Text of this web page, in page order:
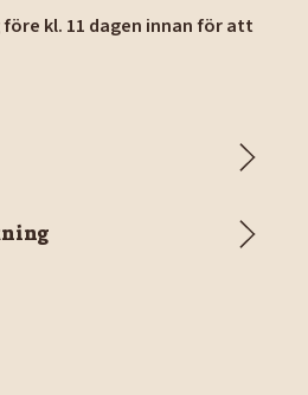
kl. 11 dagen innan för att